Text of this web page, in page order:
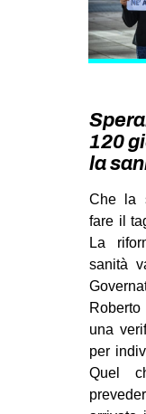
120
la
Che la
fare il
La
sanità
una
per
Quel